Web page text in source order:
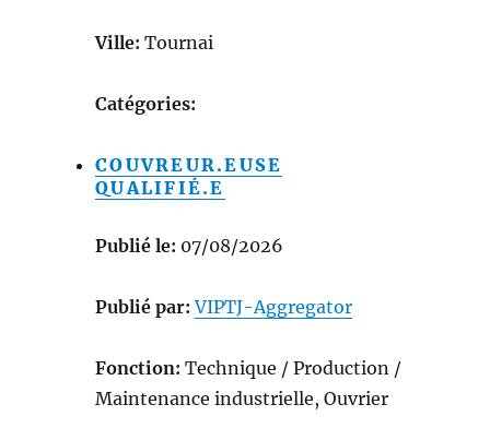
Ville: Tournai
Catégories:
COUVREUR.EUSE
QUALIFIÉ.E
Publié le: 07/08/2026
Publié par: VIPTJ-Aggregator
Fonction: Technique / Production /
Maintenance industrielle, Ouvrier